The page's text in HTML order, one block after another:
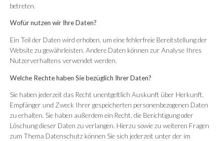
betreten.
Wofür nutzen wir Ihre Daten?
Ein Teil der Daten wird erhoben, um eine fehlerfreie Bereitstellung der
Website zu gewährleisten. Andere Daten können zur Analyse Ihres
Nutzerverhaltens verwendet werden.
Welche Rechte haben Sie bezüglich Ihrer Daten?
Sie haben jederzeit das Recht unentgeltlich Auskunft über Herkunft,
Empfänger und Zweck Ihrer gespeicherten personenbezogenen Daten
zu erhalten. Sie haben außerdem ein Recht, die Berichtigung oder
Löschung dieser Daten zu verlangen. Hierzu sowie zu weiteren Fragen
zum Thema Datenschutz können Sie sich jederzeit unter der im